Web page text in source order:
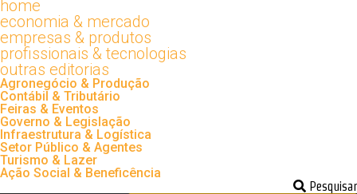
home
economia & mercado
empresas & produtos
profissionais & tecnologias
outras editorias
Agronegócio & Produção
Contábil & Tributário
Feiras & Eventos
Governo & Legislação
Infraestrutura & Logística
Setor Público & Agentes
Turismo & Lazer
Ação Social & Beneficência
Pesquisar